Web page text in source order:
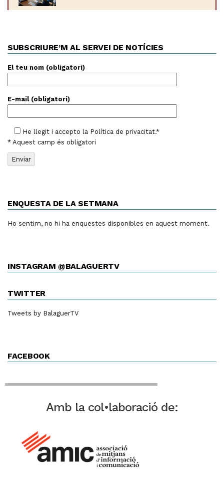
SUBSCRIURE’M AL SERVEI DE NOTÍCIES
El teu nom (obligatori)
E-mail (obligatori)
He llegit i accepto la Política de privacitat.*
* Aquest camp és obligatori
ENQUESTA DE LA SETMANA
Ho sentim, no hi ha enquestes disponibles en aquest moment.
INSTAGRAM @BALAGUERTV
TWITTER
Tweets by BalaguerTV
FACEBOOK
Amb la col•laboració de: